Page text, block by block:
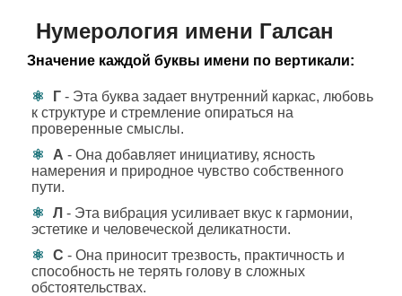
Нумерология имени Галсан
Значение каждой буквы имени по вертикали:
Г - Эта буква задает внутренний каркас, любовь
к структуре и стремление опираться на
проверенные смыслы.
А - Она добавляет инициативу, ясность
намерения и природное чувство собственного
пути.
Л - Эта вибрация усиливает вкус к гармонии,
эстетике и человеческой деликатности.
С - Она приносит трезвость, практичность и
способность не терять голову в сложных
обстоятельствах.